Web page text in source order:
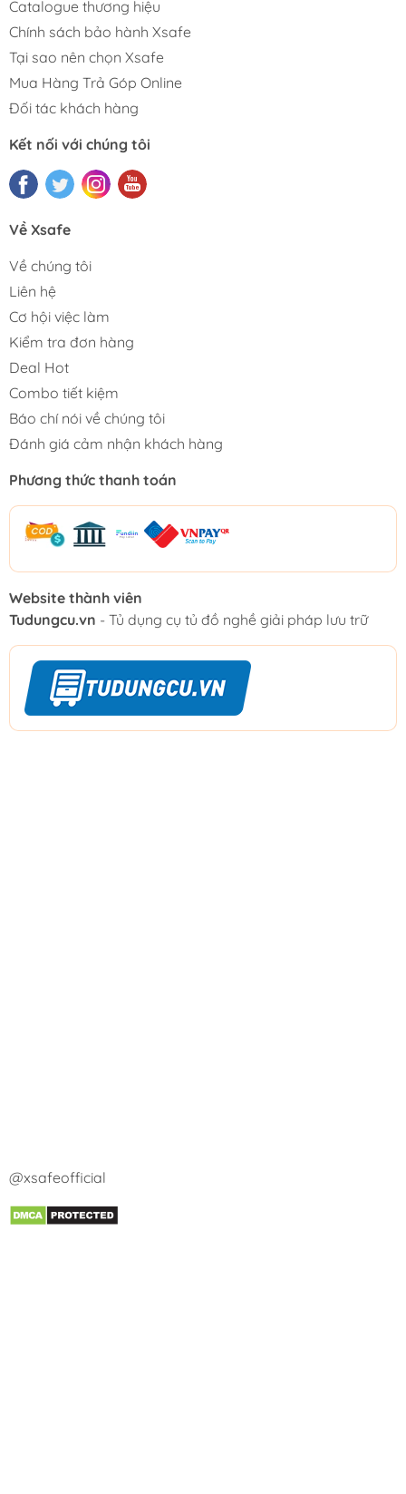
Catalogue thương hiệu
Chính sách bảo hành Xsafe
Tại sao nên chọn Xsafe
Mua Hàng Trả Góp Online
Đối tác khách hàng
Kết nối với chúng tôi
Về Xsafe
Về chúng tôi
Liên hệ
Cơ hội việc làm
Kiểm tra đơn hàng
Deal Hot
Combo tiết kiệm
Báo chí nói về chúng tôi
Đánh giá cảm nhận khách hàng
Phương thức thanh toán
Website thành viên
Tudungcu.vn - Tủ dụng cụ tủ đồ nghề giải pháp lưu trữ
@xsafeofficial